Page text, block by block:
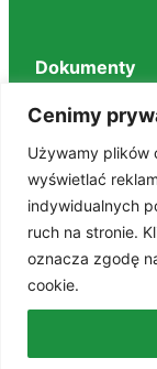
Cenimy
Używamy plików
wyświetlać
indywidualnych
ruch na stronie.
oznacza zgodę
cookie.
Dokumenty
Regulaminy
BIP
RODO
Polityka
STANDARDY